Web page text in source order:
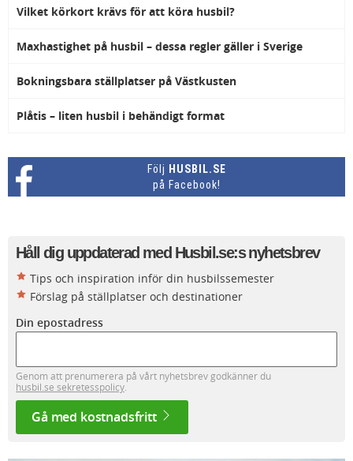
Vilket körkort krävs för att köra husbil?
Maxhastighet på husbil – dessa regler gäller i Sverige
Bokningsbara ställplatser på Västkusten
Plåtis – liten husbil i behändigt format
Följ HUSBIL.SE
på Facebook!
Håll dig uppdaterad med Husbil.se:s nyhetsbrev
Tips och inspiration inför din husbilssemester
Förslag på ställplatser och destinationer
Din epostadress
Genom att prenumerera på vårt nyhetsbrev godkänner du
husbil.se sekretesspolicy
Gå med kostnadsfritt